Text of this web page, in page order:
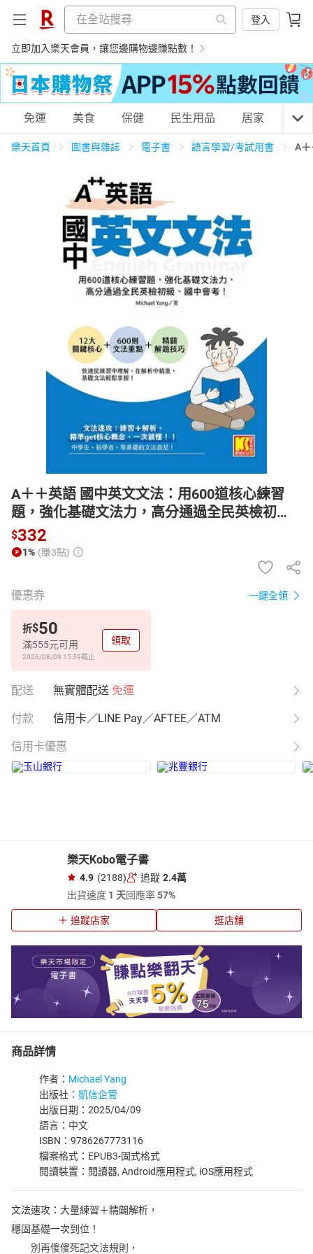
登入
立即加入樂天會員，讓您邊購物邊賺點數！
購物網分類
美食蛋糕
居家生活 3C家電 運動休閒 親子玩具
化妝保養
電子/紙本書
HOT
免運 美食 保健 民生用品 居家 3C
樂天首頁 圖書與雜誌 電子書 語言學習/考試用書 A
A＋＋英語 國中英文文法：用600道核心練習
題，強化基礎文法力，高分通過全民英檢初
級、國中會考【電子書】
$332
1% (賺3點)
優惠券 一鍵全領
折$50
滿555元可用
2026/08/09 15:59截止
領取
配送 無實體配送 免運
付款 信用卡／LINE Pay／AFTEE／ATM
信用卡優惠
樂天Kobo電子書
4.9 (2188) 追蹤 2.4萬
出貨速度 1 天回應率57%
追蹤店家 逛店舖
商品詳情
作者： Michael Yang
出版社： 凱信企管
出版日期：2025/04/09
語言：中文
ISBN：9786267773116
檔案格式：EPUB3-固式格式
閱讀裝置：閱讀器, Android應用程式, iOS應用程式
文法速攻：大量練習＋精闢解析，
穩固基礎一次到位！
別再傻傻死記文法規則，